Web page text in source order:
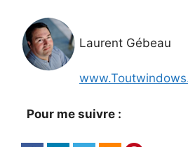
Laurent Gébeau
Pour me suivre :